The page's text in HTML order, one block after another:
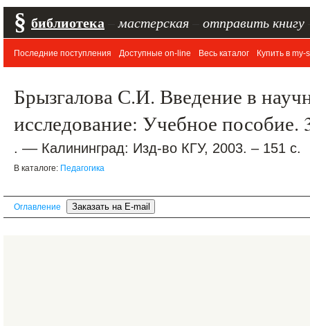
§ библиотека мастерская отправить книгу
Последние поступления Доступные on-line Весь каталог Купить в my-
Брызгалова С.И. Введение в
исследование: Учебное пособие.
. –– Калининград: Изд-во КГУ, 2003. – 151 с.
В каталоге: Педагогика
Оглавление